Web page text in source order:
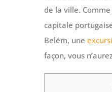
de la ville.
capitale
Belém, une
façon, vous